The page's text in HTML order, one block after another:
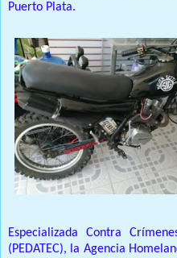
Puerto Plata.
Especializada Contra
(PEDATEC), la Agencia